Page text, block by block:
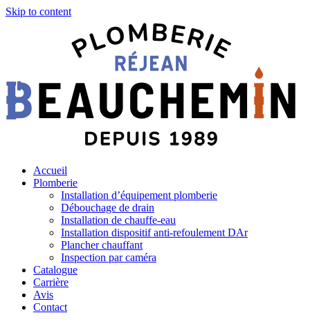
Skip to content
Accueil
Plomberie
Installation d’équipement plomberie
Débouchage de drain
Installation de chauffe-eau
Installation dispositif anti-refoulement DAr
Plancher chauffant
Inspection par caméra
Catalogue
Carrière
Avis
Contact